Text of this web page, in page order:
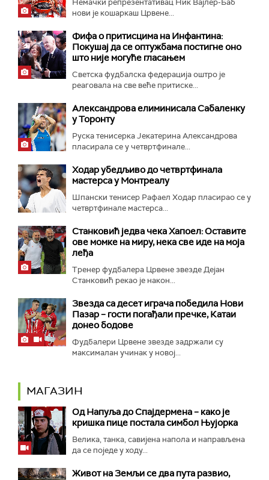
нови је кошаркаш Црвене...
Фифа о притисцима на Инфантина:
Покушај да се оптужбама постигне оно
што није могуће гласањем
Светска фудбалска федерација оштро је
реаговала на све веће притиске...
Александрова елиминисала Сабаленку
у Торонту
Руска тенисерка Јекатерина Александрова
пласирала се у четвртфинале...
Ходар убедљиво до четвртфинала
мастерса у Монтреалу
Шпански тенисер Рафаел Ходар пласирао се у
четвртфинале мастерса...
Станковић једва чека Хапоел: Оставите
ове момке на миру, нека све иде на моја
леђа
Тренер фудбалера Црвене звезде Дејан
Станковић рекао је након...
Звезда са десет играча победила Нови
Пазар – гости погађали пречке, Катаи
донео бодове
Фудбалери Црвене звезде задржали су
максималан учинак у новој...
МАГАЗИН
Од Напуља до Спајдермена – како је
кришка пице постала симбол Њујорка
Велика, танка, савијена напола и направљена
да се поједе у ходу...
Живот на Земљи се два пута развио,